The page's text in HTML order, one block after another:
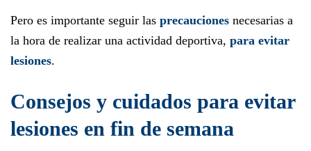
Pero es importante seguir las precauciones necesarias a
la hora de realizar una actividad deportiva, para evitar
lesiones.
Consejos y cuidados para evitar
lesiones en fin de semana